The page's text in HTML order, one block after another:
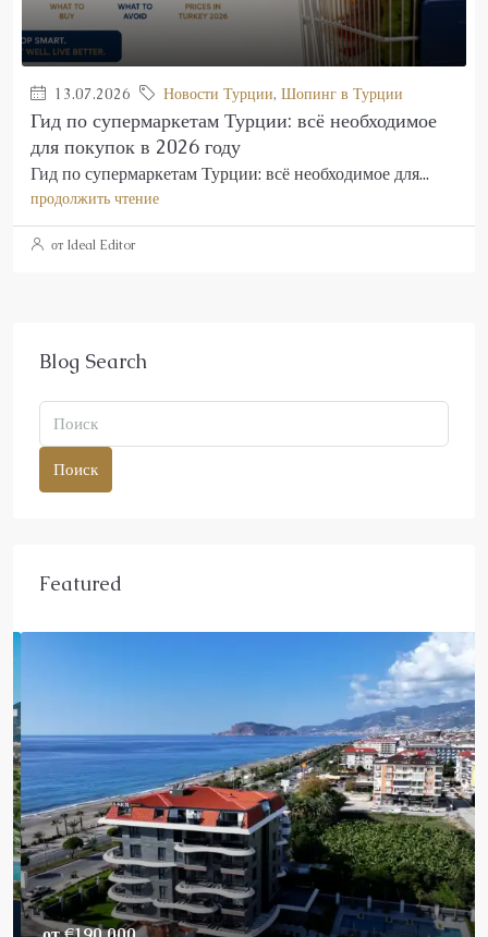
13.07.2026 Новости Турции, Шопинг в Турции
Гид по супермаркетам Турции: всё необходимое
для покупок в 2026 году
Гид по супермаркетам Турции: всё необходимое для...
продолжить чтение
от Ideal Editor
Blog Search
Поиск
Featured